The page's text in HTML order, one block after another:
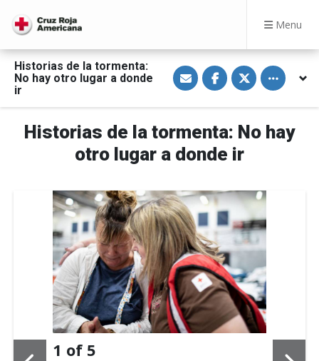
Menu
Historias de la tormenta:
No hay otro lugar a donde
ir
S
h
a
e
i
a
E
m
l
S
h
a
e
n
F
a
c
o
o
k
S
h
a
e
n
T
w
e
r
Toggle
Historias de la tormenta: No hay
otro lugar a donde ir
1 of 5